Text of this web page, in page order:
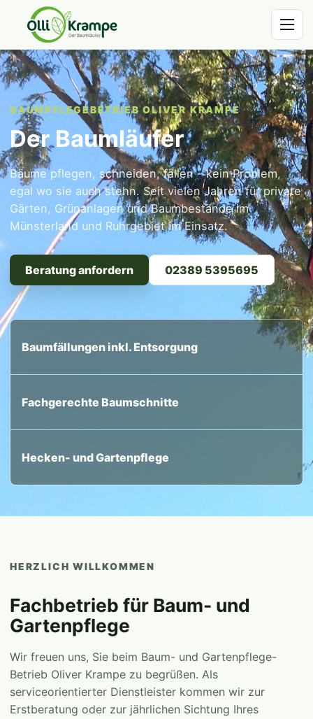
BAUMPFLEGEBETRIEB OLIVER KRAMPE
Der Baumläufer
Bäume pflegen, schneiden, fällen - kein Problem,
egal wo sie auch stehn. Seit vielen Jahren für private
Gärten, Grünanlagen und Baumbestände im
Münsterland und Ruhrgebiet im Einsatz.
Beratung anfordern 02389 5395695
Baumfällungen inkl. Entsorgung
Fachgerechte Baumschnitte
Hecken- und Gartenpflege
HERZLICH WILLKOMMEN
Fachbetrieb für Baum- und
Gartenpflege
Wir freuen uns, Sie beim Baum- und Gartenpflege-
Betrieb Oliver Krampe zu begrüßen. Als
serviceorientierter Dienstleister kommen wir zur
Erstberatung oder zur jährlichen Sichtung Ihres